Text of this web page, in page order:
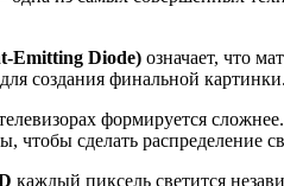
Emitting Diode) означает, что
создания финальной картинки.
формируется
чтобы сделать распределение
каждый пиксель светится